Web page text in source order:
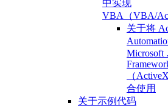
中实现
VBA（VBA/
关于将
Microsoft
（
合使用
关于示例代码